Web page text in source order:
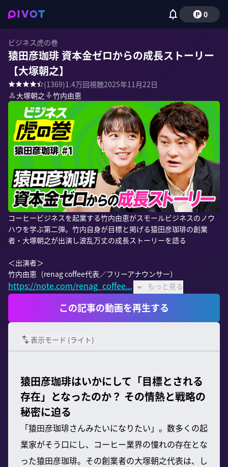
0
ビジネス虎の巻
猿田彦珈琲 資本金ゼロからの成長ストーリー
【大塚朝之】
(1369)1.4万回視聴2025年11月22日
大塚朝之
竹内由恵
コーヒービジネスを起業する竹内由恵がスモールビジネスのノウ
ハウを学ぶ第二弾。竹内自身が目標と掲げる猿田彦珈琲の創業
者・大塚朝之が出演し波乱万丈の成長ストーリーを語る
＜出演者＞
https://note.com/renag_coffee... もっと見る
この記事の動画を再生する
表示モード (ライト)
猿田彦珈琲はいかにして「目標とされる
存在」となったのか？ その情熱と戦略の
秘密に迫る
「猿田彦珈琲さんみたいになりたい」。数多くの起
業家がそう口にし、コーヒー業界の憧れの存在とな
った猿田彦珈琲。その創業者の大塚朝之代表は、し